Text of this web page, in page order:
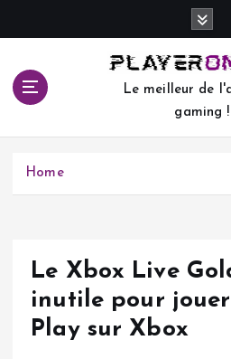
c
Le meilleur de
gaming !
Home
Le Xbox Live
inutile pour jouer
Play sur Xbox